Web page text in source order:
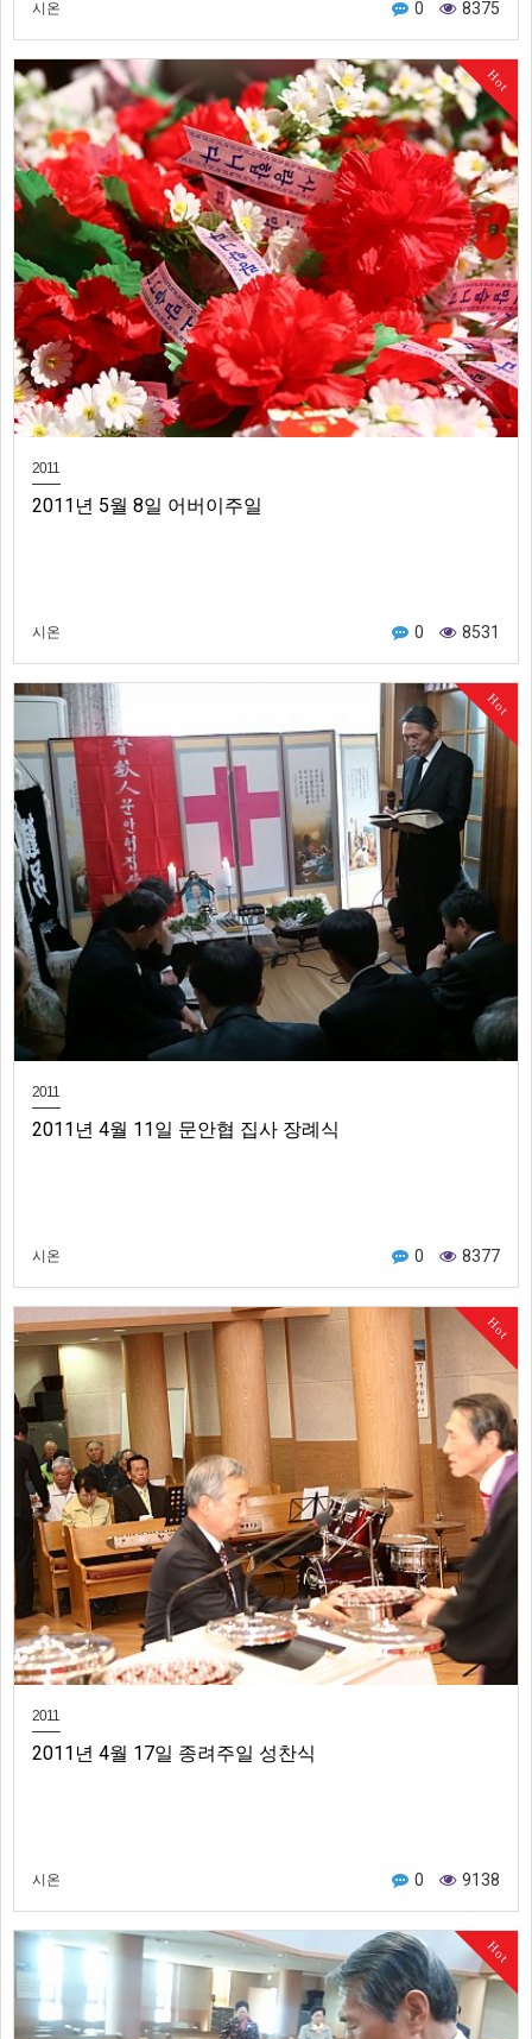
시온 0 8375
Hot
2011
2011년 5월 8일 어버이주일
시온 0 8531
Hot
2011
2011년 4월 11일 문안협 집사 장례식
시온 0 8377
Hot
2011
2011년 4월 17일 종려주일 성찬식
시온 0 9138
Hot